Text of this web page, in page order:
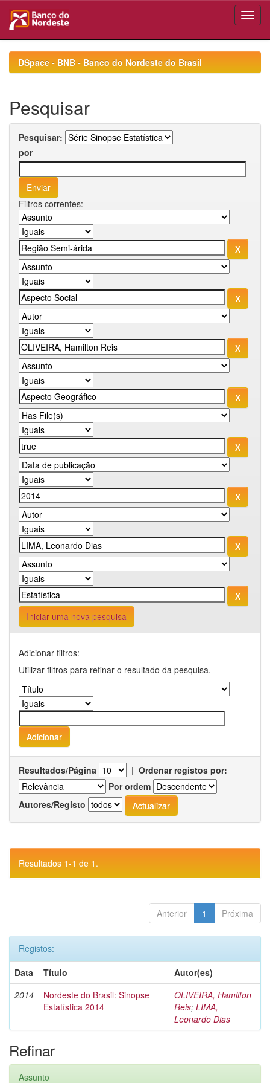
navigationDSpace - BNB - Banco do Nordeste do Brasil
Pesquisar
Pesquisar:
por
Filtros correntes:
Iniciar uma nova pesquisa
Adicionar filtros:
Utilizar filtros para refinar o resultado da pesquisa.
Resultados/Página | Ordenar registos por:
Por ordem
Autores/Registo
Resultados 1-1 de 1.
Anterior 1 Próxima
Registos:
Data
Título
Autor(es)
2014
Nordeste do Brasil: Sinopse
Estatística 2014
OLIVEIRA, Hamilton
Reis; LIMA,
Leonardo Dias
Refinar
Assunto